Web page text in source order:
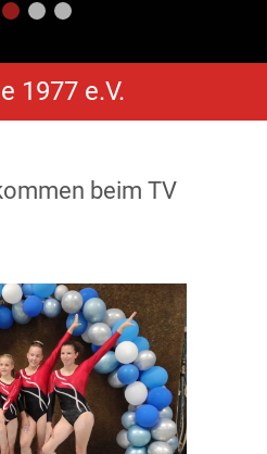
1977 e.V.
beim TV